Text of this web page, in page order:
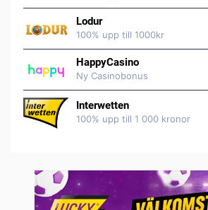
Lodur
100% upp till 1000kr
HappyCasino
Ny Casinobonus
Interwetten
100% upp till 1 000 kronor